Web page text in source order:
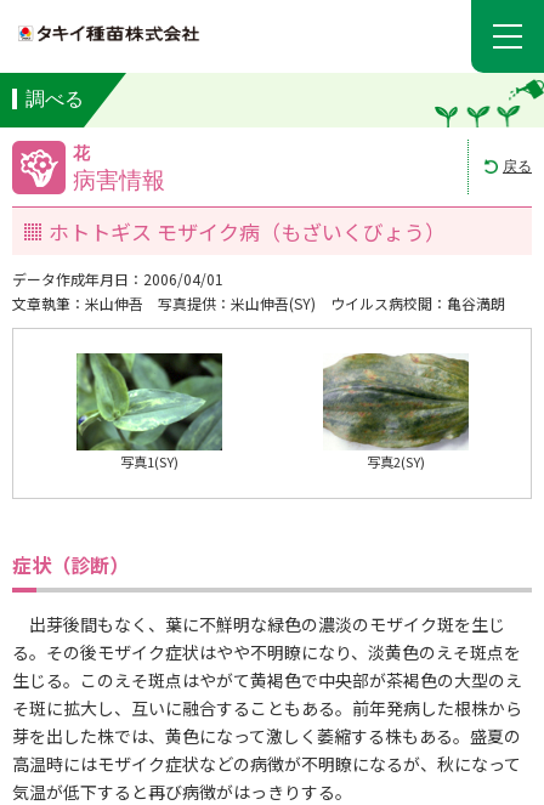
調べる
花
病害情報
戻る
ホトトギス モザイク病（もざいくびょう）
データ作成年月日：2006/04/01
文章執筆：米山伸吾
写真提供：米山伸吾(SY) ウイルス病校閲：亀谷満朗
写真1(SY) 写真2(SY)
症状（診断）
出芽後間もなく、葉に不鮮明な緑色の濃淡のモザイク斑を生じ
る。その後モザイク症状はやや不明瞭になり、淡黄色のえそ斑点を
生じる。このえそ斑点はやがて黄褐色で中央部が茶褐色の大型のえ
そ斑に拡大し、互いに融合することもある。前年発病した根株から
芽を出した株では、黄色になって激しく萎縮する株もある。盛夏の
高温時にはモザイク症状などの病徴が不明瞭になるが、秋になって
気温が低下すると再び病徴がはっきりする。